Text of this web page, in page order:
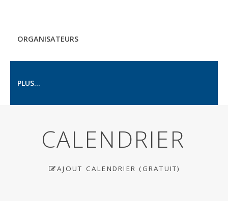
ORGANISATEURS
PLUS...
CALENDRIER
AJOUT CALENDRIER (GRATUIT)